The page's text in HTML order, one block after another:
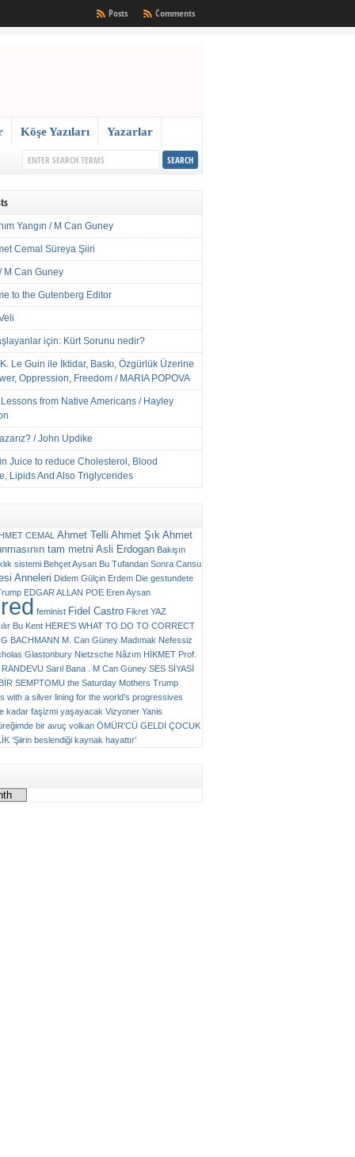
Comments
Posts
Köşe Yazıları Yazarlar
Yangın / M Can Guney
Cemal Süreya Şiiri
M Can Guney
to the Gutenberg Editor
için: Kürt Sorunu nedir?
Le Guin ile İktidar, Baskı, Özgürlük Üzerine
Oppression, Freedom / MARIA POPOVA
from Native Americans / Hayley
/ John Updike
Juice to reduce Cholesterol, Blood
Lipids And Also Triglycerides
CEMAL Ahmet Telli Ahmet Şık Ahmet
tam metni Asli Erdogan Bakişın
sistemi Behçet Aysan Bu Tufandan Sonra Cansu
Anneleri Didem Gülçin Erdem Die gestundete
EDGAR ALLAN POE Eren Aysan
feminist Fidel Castro Fikret YAZ
Bu Kent HERE’S WHAT TO DO TO CORRECT
BACHMANN M. Can Güney Madımak Nefessiz
Glastonbury Nietzsche Nâzım HİKMET Prof.
RANDEVU Sarıl Bana . M Can Güney SES SİYASİ
SEMPTOMU the Saturday Mothers Trump
with a silver lining for the world’s progressives
kadar faşizmi yaşayacak Vizyoner Yanis
bir avuç volkan ÖMÜR'CÜ GELDİ ÇOCUK
‘Şiirin beslendiği kaynak hayattır’